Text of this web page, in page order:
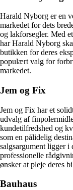
Harald Nyborg er en
markedet for dets
og lakforsegler. Med
har Harald Nyborg
butikken for deres
populært valg for
markedet.
Jem og Fix
Jem og Fix har et
udvalg af
kundetilfredshed og
som en pålidelig
salgsargument ligger i
professionelle
ønsker at pleje deres
Bauhaus